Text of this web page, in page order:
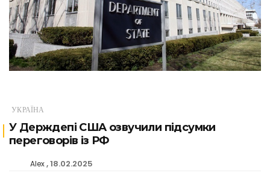
УКРАЇНА
У Держдепі США озвучили підсумки
переговорів із РФ
Alex 18.02.2025